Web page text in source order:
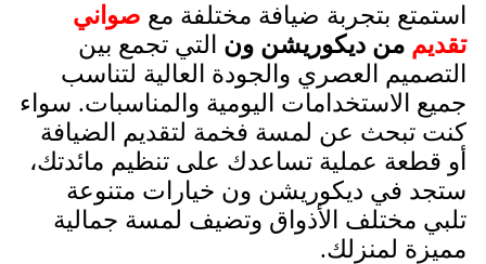
استمتع بتجربة ضيافة مختلفة مع صواني
تقديم من ديكوريشن ون التي تجمع بين
التصميم العصري والجودة العالية لتناسب
جميع الاستخدامات اليومية والمناسبات. سواء
كنت تبحث عن لمسة فخمة لتقديم الضيافة
أو قطعة عملية تساعدك على تنظيم مائدتك،
ستجد في ديكوريشن ون خيارات متنوعة
تلبي مختلف الأذواق وتضيف لمسة جمالية
مميزة لمنزلك.